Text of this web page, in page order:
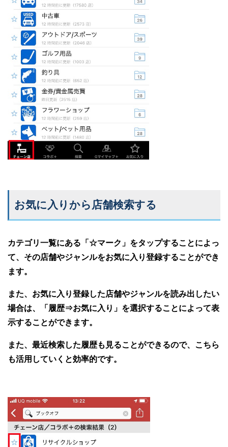
お気に入りから店舗検索する
カテゴリ一覧にある「☆マーク」をタップすることによっ
て、その店舗やジャンルをお気に入り登録することができ
ます。
また、お気に入り登録した店舗やジャンルを読み出したい
場合は、「履歴⇒お気に入り」を選択することによって表
示することができます。
また、最近検索した履歴も見ることができるので、こちら
も活用していくと効率的です。